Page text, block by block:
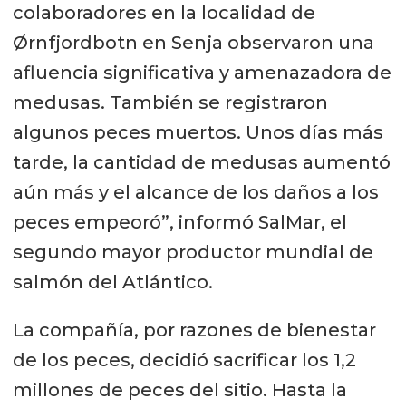
colaboradores en la localidad de
Ørnfjordbotn en Senja observaron una
afluencia significativa y amenazadora de
medusas. También se registraron
algunos peces muertos. Unos días más
tarde, la cantidad de medusas aumentó
aún más y el alcance de los daños a los
peces empeoró”, informó SalMar, el
segundo mayor productor mundial de
salmón del Atlántico.
La compañía, por razones de bienestar
de los peces, decidió sacrificar los 1,2
millones de peces del sitio. Hasta la